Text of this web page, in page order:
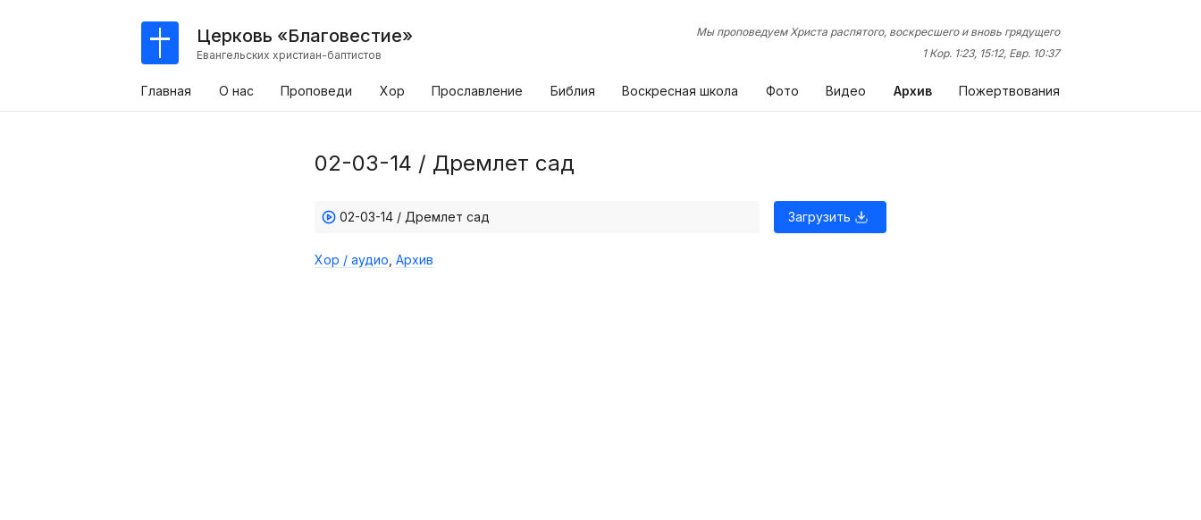
Церковь «Благовестие»
Евангельских христиан-баптистов
Мы проповедуем Христа распятого, воскресшего и вновь грядущего
1 Кор. 1:23, 15:12, Евр. 10:37
Главная О нас Проповеди Хор Прославление Библия Воскресная школа Фото Видео Архив Пожертвования
02-03-14 / Дремлет сад
Загрузить
02-03-14 / Дремлет сад
Хор / аудио Архив